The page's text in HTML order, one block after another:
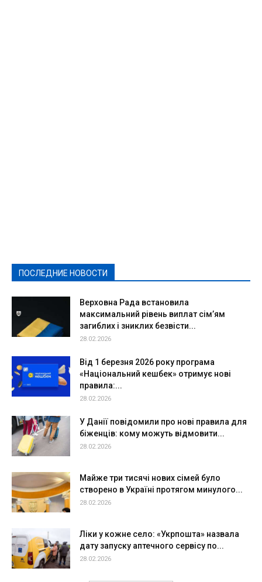
ПОСЛЕДНИЕ НОВОСТИ
Верховна Рада встановила
максимальний рівень виплат сім’ям
загиблих і зниклих безвісти...
28.02.2026
Від 1 березня 2026 року програма
«Національний кешбек» отримує нові
правила:...
28.02.2026
У Данії повідомили про нові правила для
біженців: кому можуть відмовити...
28.02.2026
Майже три тисячі нових сімей було
створено в Україні протягом минулого...
28.02.2026
Ліки у кожне село: «Укрпошта» назвала
дату запуску аптечного сервісу по...
28.02.2026